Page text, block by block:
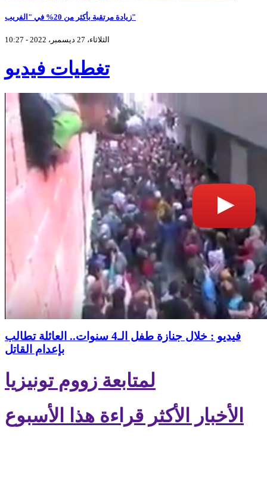
زيادة مرتقبة بأكثر من 20% في "الفريب"
الثلاثاء، 27 ديسمبر، 2022 - 10:27
تغطيات فيديو
فيديو : خلال جنازة طفل الـ4 سنوات.. العائلة تطالب
بإعدام القاتل
لمتابعة زووم تونيزيا
الأخبار الأكثر قراءة هذا الأسبوع